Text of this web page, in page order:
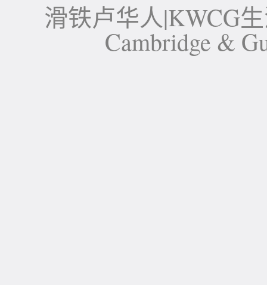
滑铁卢华人|KWCG
Cambridge &